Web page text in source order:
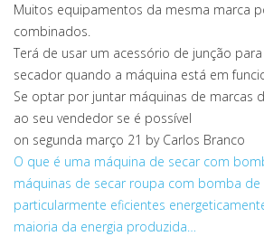
Muitos equipamentos da mesma marca
combinados.
Terá de usar um acessório de junção
secador quando a máquina está em
Se optar por juntar máquinas de marcas
ao seu vendedor se é possível
on segunda março 21 by Carlos Branco
O que é uma máquina de secar com
máquinas de secar roupa com bomba de
particularmente eficientes
maioria da energia produzida…